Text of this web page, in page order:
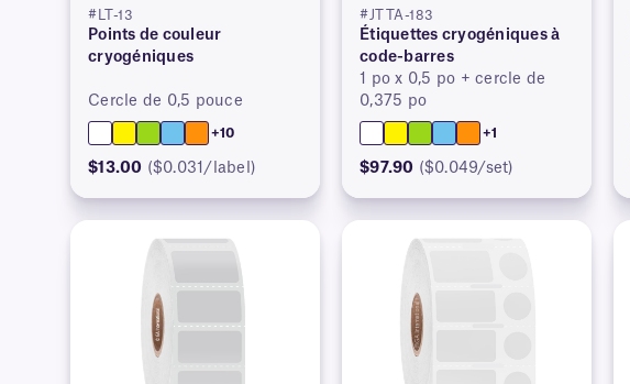
#LT-13
Points de couleur
cryogéniques
Cercle de 0,5 pouce
+10
$13.00 ($0.031/label)
#JTTA-183
Étiquettes cryogéniques à
code-barres
1 po x 0,5 po + cercle de
0,375 po
+1
$97.90 ($0.049/set)